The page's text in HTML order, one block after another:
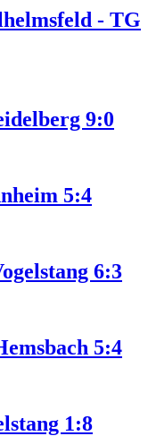
- TG
9:0
5:4
6:3
5:4
1:8